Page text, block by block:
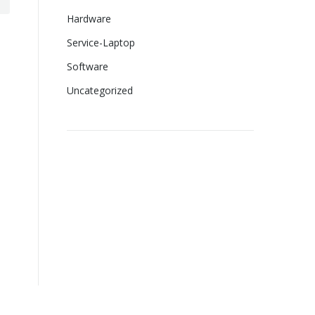
Hardware
Service-Laptop
Software
Uncategorized